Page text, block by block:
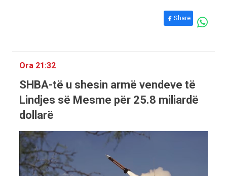
Share
Ora 21:32
SHBA-të u shesin armë vendeve të
Lindjes së Mesme për 25.8 miliardë
dollarë